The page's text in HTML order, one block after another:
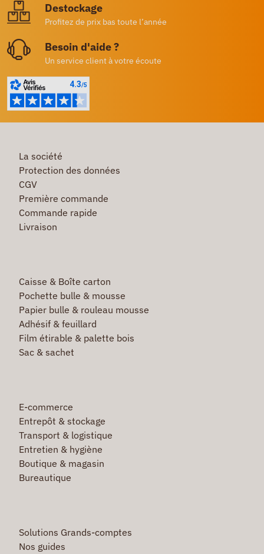
Destockage
Profitez de prix bas toute l’année
Besoin d'aide ?
Un service client à votre écoute
La société
Protection des données
CGV
Première commande
Commande rapide
Livraison
Caisse & Boîte carton
Pochette bulle & mousse
Papier bulle & rouleau mousse
Adhésif & feuillard
Film étirable & palette bois
Sac & sachet
E-commerce
Entrepôt & stockage
Transport & logistique
Entretien & hygiène
Boutique & magasin
Bureautique
Solutions Grands-comptes
Nos guides